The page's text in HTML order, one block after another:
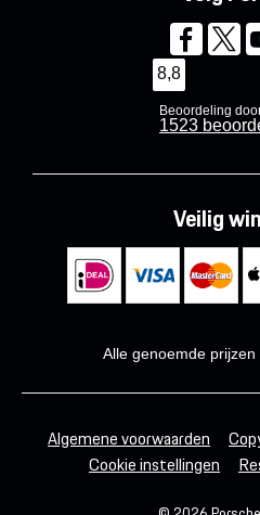
8,8
Beoordeling
1523
Veilig
Alle genoemde prijzen
Algemene voorwaarden
Cookie instellingen